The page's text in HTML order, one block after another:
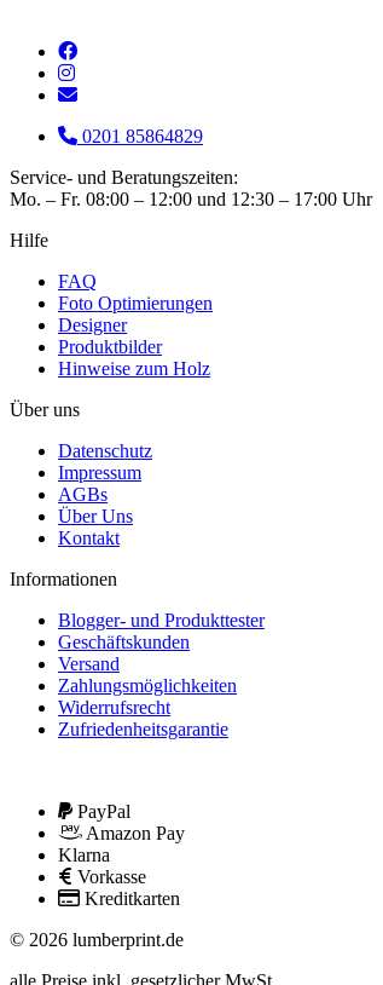
0201 85864829
Service- und Beratungszeiten:
Mo. – Fr. 08:00 – 12:00 und 12:30 – 17:00 Uhr
Hilfe
FAQ
Foto Optimierungen
Designer
Produktbilder
Hinweise zum Holz
Über uns
Datenschutz
Impressum
AGBs
Über Uns
Kontakt
Informationen
Blogger- und Produkttester
Geschäftskunden
Versand
Zahlungsmöglichkeiten
Widerrufsrecht
Zufriedenheitsgarantie
PayPal
Amazon Pay
Klarna
Vorkasse
Kreditkarten
© 2026 lumberprint.de
alle Preise inkl. gesetzlicher MwSt.